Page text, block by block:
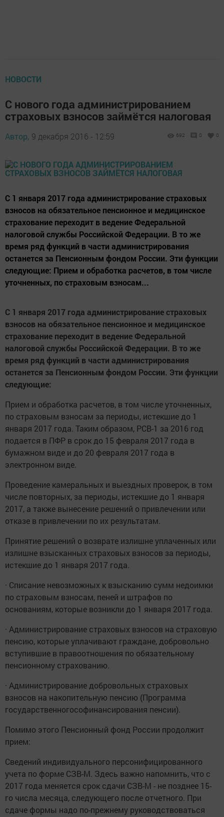
НОВОСТИ
С нового года администрированием
страховых взносов займётся налоговая
Автор, 9 декабря 2016 - 12:59 692 0 0
С 1 января 2017 года администрирование страховых
взносов на обязательное пенсионное и медицинское
страхование переходит в ведение Федеральной
налоговой службы Российской Федерации. В то же
время ряд функций в части администрирования
останется за Пенсионным фондом России. Эти функции
следующие: Прием и обработка расчетов, в том числе
уточненных, по страховым взносам...
С 1 января 2017 года администрирование страховых
взносов на обязательное пенсионное и медицинское
страхование переходит в ведение Федеральной
налоговой службы Российской Федерации. В то же
время ряд функций в части администрирования
останется за Пенсионным фондом России. Эти функции
следующие:
Прием и обработка расчетов, в том числе уточненных,
по страховым взносам за периоды, истекшие до 1
января 2017 года. Таким образом, РСВ-1 за 2016 год
подается в ПФР в срок до 15 февраля 2017 года в
бумажном виде и до 20 февраля 2017 года в
электронном виде.
Проведение камеральных и выездных проверок, в том
числе повторных, за периоды, истекшие до 1 января
2017, а также вынесение решений о привлечении или
отказе в привлечении по их результатам.
Принятие решений о возврате излишне уплаченных или
излишне взысканных страховых взносов за периоды,
истекшие до 1 января 2017 года.
· Списание невозможных к взысканию сумм недоимки
по страховым взносам, пеней и штрафов по
основаниям, которые возникли до 1 января 2017 года.
· Администрирование страховых взносов на страховую
пенсию, которые уплачивают граждане, добровольно
вступившие в правоотношения по обязательному
пенсионному страхованию.
· Администрирование добровольных страховых
взносов на накопительную пенсию (Программа
государственногософинансирования пенсии).
Помимо этого Пенсионный фонд России продолжит
прием:
Сведений индивидуального персонифицированного
учета по форме СЗВ-М. Здесь важно напомнить, что с
2017 года меняется срок сдачи СЗВ-М - не позднее 15-
го числа месяца, следующего после отчетного. При
сдаче формы надо по-прежнему руководствоваться